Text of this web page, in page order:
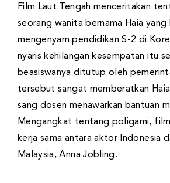
Film Laut Tengah menceritakan
seorang wanita bernama Haia yang
mengenyam pendidikan S-2 di
nyaris kehilangan kesempatan itu
beasiswanya ditutup oleh
tersebut sangat memberatkan
sang dosen menawarkan bantuan
Mengangkat tentang poligami,
kerja sama antara aktor Indonesia
Malaysia, Anna Jobling.